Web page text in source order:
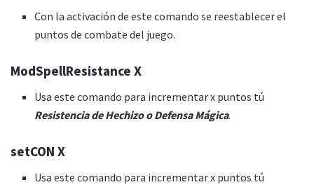
Con la activación de este comando se reestablecer el
puntos de combate del juego.
ModSpellResistance X
Usa este comando para incrementar x puntos tú
Resistencia de Hechizo o Defensa Mágica.
setCON X
Usa este comando para incrementar x puntos tú